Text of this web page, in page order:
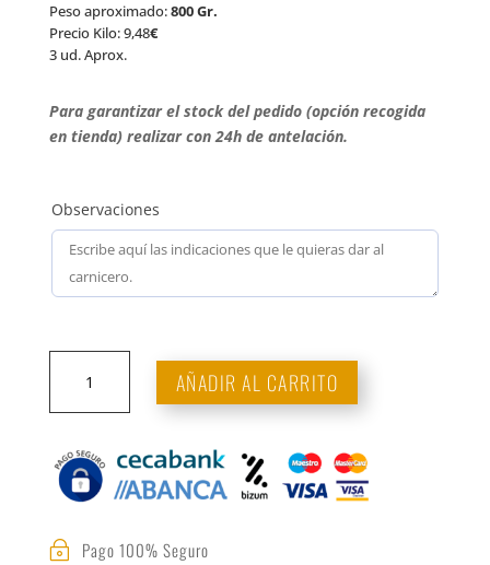
Peso aproximado:800 Gr.
Precio Kilo: 9,48€
3 ud. Aprox.
Para garantizar el stock del pedido (opción recogida
en tienda) realizar con 24h de antelación.
Observaciones
cerdo
AÑADIR AL CARRITO
~ Pago 100% Seguro